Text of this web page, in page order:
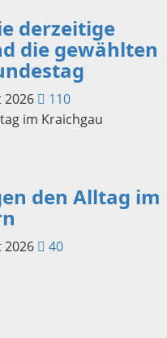
derzeitige
die gewählten
2026 110
den Alltag im
2026 40